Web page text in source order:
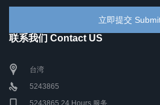
联系我们 Contact US
台湾
5243865
5243865 24 Hours 服务